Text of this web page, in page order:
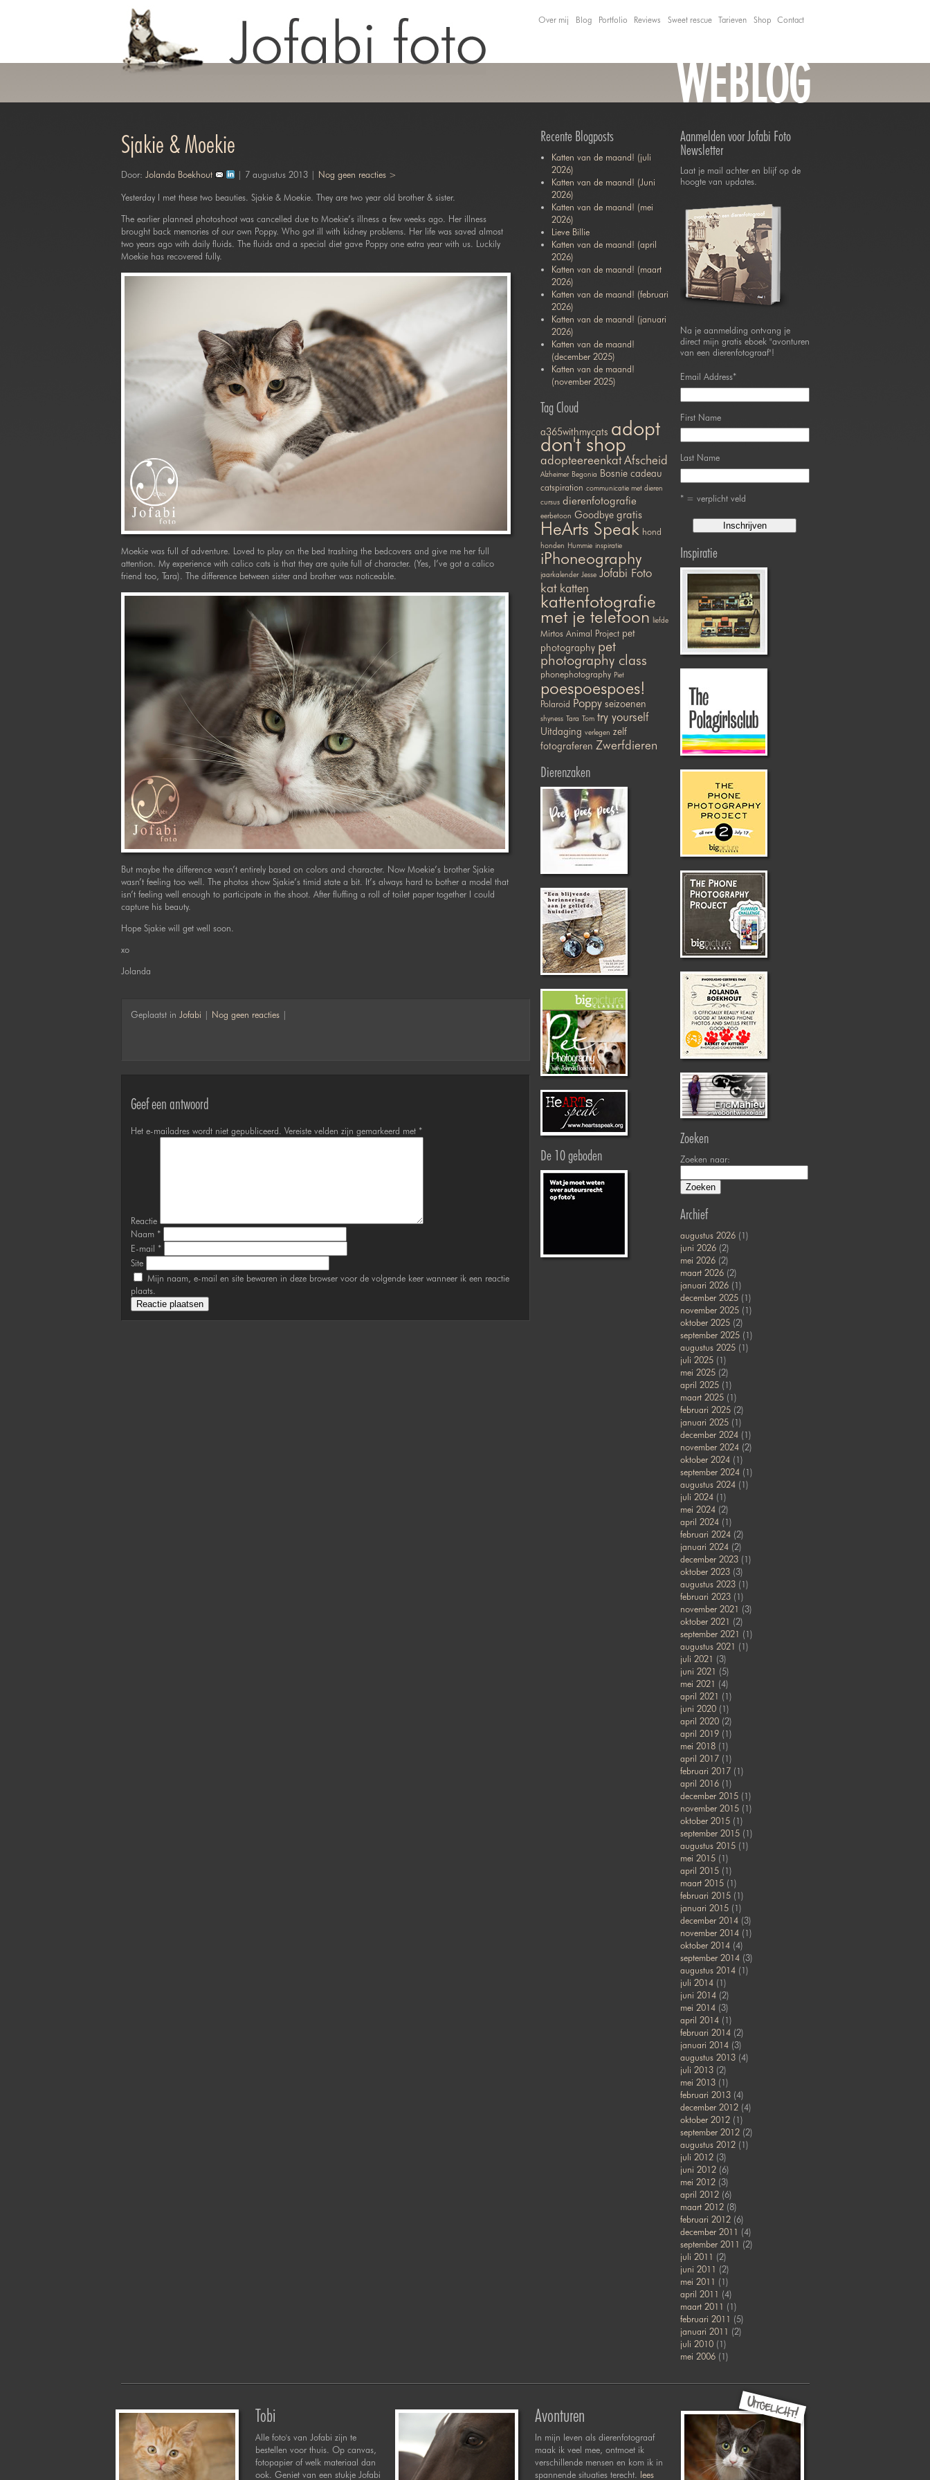
Over mij Blog Portfolio Reviews Sweet rescue Tarieven Shop Contact
WEBLOG
Sjakie & Moekie
Door: Jolanda Boekhout | 7 augustus 2013 | Nog geen reacties >
Yesterday I met these two beauties. Sjakie & Moekie. They are two year old brother & sister.
The earlier planned photoshoot was cancelled due to Moekie’s illness a few weeks ago. Her illness
brought back memories of our own Poppy. Who got ill with kidney problems. Her life was saved almost
two years ago with daily fluids. The fluids and a special diet gave Poppy one extra year with us. Luckily
Moekie has recovered fully.
Moekie was full of adventure. Loved to play on the bed trashing the bedcovers and give me her full
attention. My experience with calico cats is that they are quite full of character. (Yes, I’ve got a calico
friend too, Tara). The difference between sister and brother was noticeable.
But maybe the difference wasn’t entirely based on colors and character. Now Moekie’s brother Sjakie
wasn’t feeling too well. The photos show Sjakie’s timid state a bit. It’s always hard to bother a model that
isn’t feeling well enough to participate in the shoot. After fluffing a roll of toilet paper together I could
capture his beauty.
Hope Sjakie will get well soon.
xo
Jolanda
Geplaatst in Jofabi | Nog geen reacties|
Geef een antwoord
Het e-mailadres wordt niet gepubliceerd. Vereiste velden zijn gemarkeerd met *
Reactie
Naam *
E-mail *
Site
Mijn naam, e-mail en site bewaren in deze browser voor de volgende keer wanneer ik een reactie
plaats.
Recente Blogposts
Katten van de maand! (juli
2026)
Katten van de maand! (Juni
2026)
Katten van de maand! (mei
2026)
Lieve Billie
Katten van de maand! (april
2026)
Katten van de maand! (maart
2026)
Katten van de maand! (februari
2026)
Katten van de maand! (januari
2026)
Katten van de maand!
(december 2025)
Katten van de maand!
(november 2025)
Tag Cloud
a365withmycats adopt
don't shop
adopteereenkat Afscheid
Alzheimer Begonia Bosnie cadeau
catspiration communicatie met dieren
cursus dierenfotografie
eerbetoon Goodbye gratis
HeArts Speak hond
honden Hummie inspiratie
iPhoneography
jaarkalender Jesse Jofabi Foto
kat katten
kattenfotografie
met je telefoon liefde
Mirtos Animal Project pet
photography pet
photography class
phonephotography Piet
poespoespoes!
Polaroid Poppy seizoenen
shyness Tara Tom try yourself
Uitdaging verlegen zelf
fotograferen Zwerfdieren
Dierenzaken
De 10 geboden
Aanmelden voor Jofabi Foto
Newsletter
Laat je mail achter en blijf op de
hoogte van updates.
Na je aanmelding ontvang je
direct mijn gratis eboek "avonturen
van een dierenfotograaf"!
Email Address*
First Name
Last Name
* = verplicht veld
Inspiratie
Zoeken
Zoeken naar:
Archief
augustus 2026(1)
juni 2026(2)
mei 2026(2)
maart 2026(2)
januari 2026(1)
december 2025(1)
november 2025(1)
oktober 2025(2)
september 2025(1)
augustus 2025(1)
juli 2025(1)
mei 2025(2)
april 2025(1)
maart 2025(1)
februari 2025(2)
januari 2025(1)
december 2024(1)
november 2024(2)
oktober 2024(1)
september 2024(1)
augustus 2024(1)
juli 2024(1)
mei 2024(2)
april 2024(1)
februari 2024(2)
januari 2024(2)
december 2023(1)
oktober 2023(3)
augustus 2023(1)
februari 2023(1)
november 2021 (3)
oktober 2021 (2)
september 2021 (1)
augustus 2021 (1)
juli 2021 (3)
juni 2021 (5)
mei 2021 (4)
april 2021 (1)
juni 2020(1)
april 2020(2)
april 2019(1)
mei 2018(1)
april 2017(1)
februari 2017(1)
april 2016(1)
december 2015(1)
november 2015(1)
oktober 2015(1)
september 2015(1)
augustus 2015(1)
mei 2015(1)
april 2015(1)
maart 2015(1)
februari 2015(1)
januari 2015(1)
december 2014(3)
november 2014(1)
oktober 2014(4)
september 2014(3)
augustus 2014(1)
juli 2014(1)
juni 2014(2)
mei 2014(3)
april 2014(1)
februari 2014(2)
januari 2014(3)
augustus 2013(4)
juli 2013(2)
mei 2013(1)
februari 2013(4)
december 2012(4)
oktober 2012(1)
september 2012(2)
augustus 2012(1)
juli 2012(3)
juni 2012(6)
mei 2012(3)
april 2012(6)
maart 2012(8)
februari 2012(6)
december 2011 (4)
september 2011 (2)
juli 2011 (2)
juni 2011 (2)
mei 2011 (1)
april 2011 (4)
maart 2011 (1)
februari 2011 (5)
januari 2011 (2)
juli 2010(1)
mei 2006(1)
Tobi
Alle foto's van Jofabi zijn te
bestellen voor thuis. Op canvas,
fotopapier of welk materiaal dan
ook. Geniet van een stukje Jofabi
Avonturen
In mijn leven als dierenfotograaf
maak ik veel mee, ontmoet ik
verschillende mensen en kom ik in
spannende situaties terecht. lees